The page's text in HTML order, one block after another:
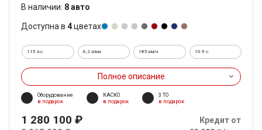
В наличии: 8 авто
Доступна в 4цветах
115 л.с. 6,2 л/км 185 км/ч 10.9 c.
Полное описание
Оборудование
в подарок
КАСКО
в подарок
3 ТО
в подарок
1 280 100 ₽
Кредит от